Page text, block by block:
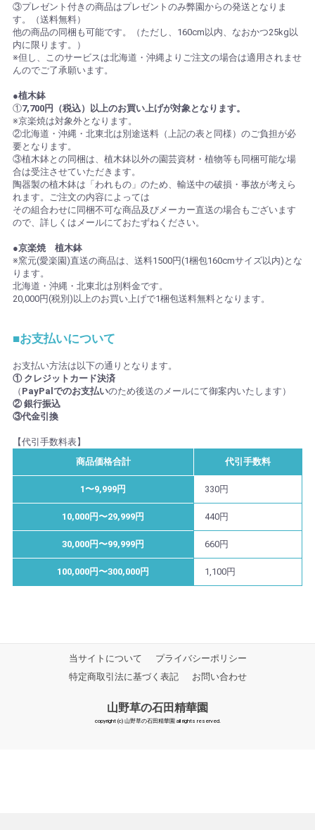
③プレゼント付きの商品はプレゼントのみ弊園からの発送となりま
す。（送料無料）
他の商品の同梱も可能です。（ただし、160cm以内、なおかつ25kg以
内に限ります。）
※但し、このサービスは北海道・沖縄よりご注文の場合は適用されませ
んのでご了承願います。
●植木鉢
①7,700円（税込）以上のお買い上げが対象となります。
※京楽焼は対象外となります。
②北海道・沖縄・北東北は別途送料（上記の表と同様）のご負担が必
要となります。
③植木鉢との同梱は、植木鉢以外の園芸資材・植物等も同梱可能な場
合は受注させていただきます。
陶器製の植木鉢は「われもの」のため、輸送中の破損・事故が考えら
れます。ご注文の内容によっては
その組合わせに同梱不可な商品及びメーカー直送の場合もございます
ので、詳しくはメールにておたずねください。
●京楽焼 植木鉢
※窯元(愛楽園)直送の商品は、送料1500円(1梱包160cmサイズ以内)とな
ります。
北海道・沖縄・北東北は別料金です。
20,000円(税別)以上のお買い上げで1梱包送料無料となります。
■お支払いについて
お支払い方法は以下の通りとなります。
① クレジットカード決済
（ PayPalでのお支払いのため後送のメールにて御案内いたします）
② 銀行振込
③代金引換
【代引手数料表】
商品価格合計
代引手数料
1〜9,999円 330円
10,000円〜29,999円 440円
30,000円〜99,999円 660円
100,000円〜300,000円 1,100円
当サイトについて
プライバシーポリシー
特定商取引法に基づく表記
お問い合わせ
山野草の石田精華園
copyright (c) 山野草の石田精華園 all rights reserved.